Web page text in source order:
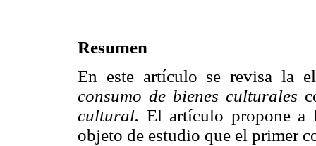
Resumen
En este artículo se revisa la
consumo de bienes culturales
cultural. El artículo propone a
objeto de estudio que el primer